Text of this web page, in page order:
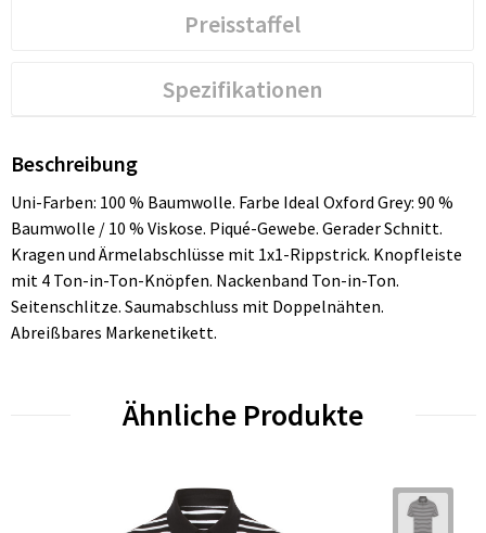
Preisstaffel
Spezifikationen
Beschreibung
Uni-Farben: 100 % Baumwolle. Farbe Ideal Oxford Grey: 90 %
Baumwolle / 10 % Viskose. Piqué-Gewebe. Gerader Schnitt.
Kragen und Ärmelabschlüsse mit 1x1-Rippstrick. Knopfleiste
mit 4 Ton-in-Ton-Knöpfen. Nackenband Ton-in-Ton.
Seitenschlitze. Saumabschluss mit Doppelnähten.
Abreißbares Markenetikett.
Ähnliche Produkte